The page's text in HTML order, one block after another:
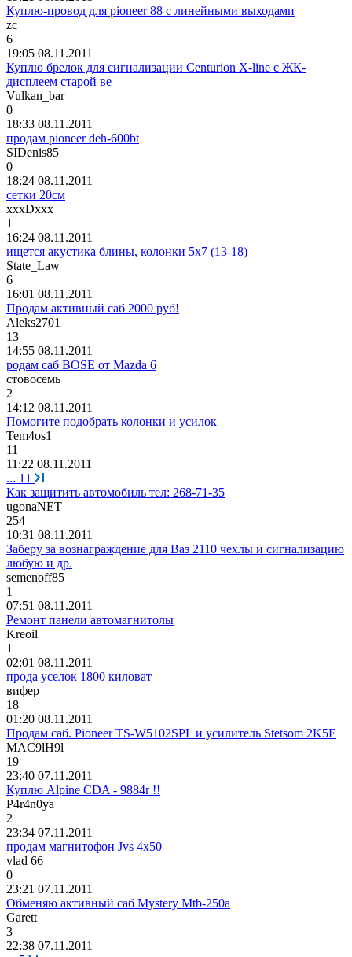
Куплю-провод для pioneer 88 с линейными выходами
zс
6
19:05 08.11.2011
Куплю брелок для сигнализации Centurion X-line с ЖК-
дисплеем старой ве
Vulkan_bar
0
18:33 08.11.2011
продам pioneer deh-600bt
SIDenis85
0
18:24 08.11.2011
сетки 20см
xxxDxxx
1
16:24 08.11.2011
ищется акустика блины, колонки 5х7 (13-18)
State_Law
6
16:01 08.11.2011
Продам активный саб 2000 руб!
Aleks2701
13
14:55 08.11.2011
родам саб BOSE от Mazda 6
стовосемь
2
14:12 08.11.2011
Помогите подобрать колонки и усилок
Tem4os1
11
11:22 08.11.2011
... 11
Как защитить автомобиль тел: 268-71-35
ugonaNET
254
10:31 08.11.2011
Заберу за вознаграждение для Ваз 2110 чехлы и сигнализацию
любую и др.
semenoff85
1
07:51 08.11.2011
Ремонт панели автомагнитолы
Kreoil
1
02:01 08.11.2011
прода уселок 1800 киловат
вифер
18
01:20 08.11.2011
Продам саб. Pioneer TS-W5102SPL и усилитель Stetsom 2K5E
MAC9lH9l
19
23:40 07.11.2011
Куплю Alpine CDA - 9884r !!
P4r4n0ya
2
23:34 07.11.2011
продам магнитофон Jvs 4x50
vlad 66
0
23:21 07.11.2011
Обменяю активный саб Mystery Mtb-250a
Garett
3
22:38 07.11.2011